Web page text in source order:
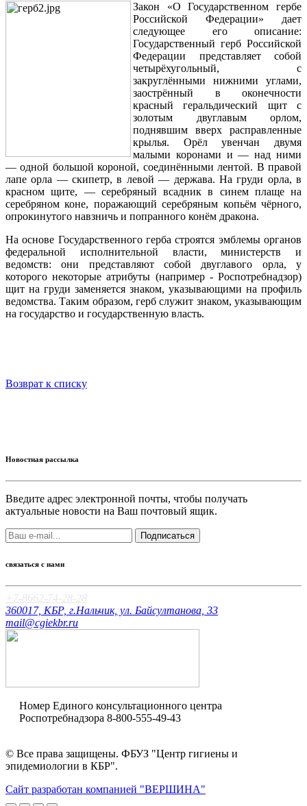
Закон «О Государственном гербе
Российской Федерации» дает
следующее его описание:
Государственный герб Российской
Федерации представляет собой
четырёхугольный, с
закруглёнными нижними углами,
заострённый в оконечности
красный геральдический щит с
золотым двуглавым орлом,
поднявшим вверх расправленные
крылья. Орёл увенчан двумя
малыми коронами и — над ними
— одной большой короной, соединёнными лентой. В правой
лапе орла — скипетр, в левой — держава. На груди орла, в
красном щите, — серебряный всадник в синем плаще на
серебряном коне, поражающий серебряным копьём чёрного,
опрокинутого навзничь и попранного конём дракона.
На основе Государственного герба строятся эмблемы органов
федеральной исполнительной власти, министерств и
ведомств: они представляют собой двуглавого орла, у
которого некоторые атрибуты (например - Роспотребнадзор)
щит на груди заменяется знаком, указывающими на профиль
ведомства. Таким образом, герб служит знаком, указывающим
на государство и государственную власть.
Возврат к списку
Новостная рассылка
Введите адрес электронной почты, чтобы получать
актуальные новости на Ваш почтовый ящик.
Подписаться
связаться с нами
+7-8662-74-28-28
360017, КБР, г.Нальчик, ул. Байсултанова, 33
mail@cgiekbr.ru
Номер Единого консультационного центра
Роспотребнадзора 8-800-555-49-43
© Все права защищены. ФБУЗ "Центр гигиены и
эпидемиологии в КБР".
Сайт разработан компанией "ВЕРШИНА"